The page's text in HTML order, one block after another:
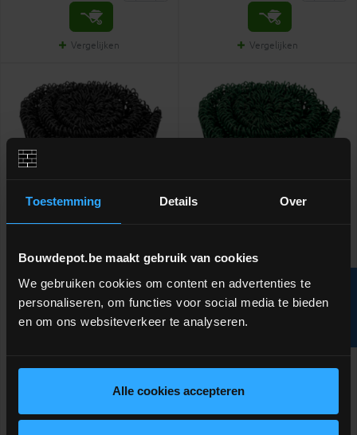
Toestemming Details Over
Bouwdepot.be maakt gebruik van cookies
We gebruiken cookies om content en advertenties te
personaliseren, om functies voor social media te bieden
en om ons websiteverkeer te analyseren.
Alle cookies accepteren
Vergelijken Vergelijken
100 stuks) zwart
Voor het vastbinden van
harmonicadraad aan een buis
RAL9005
- +
2500 stuks) groen
Voor het vastbinden van
harmonicadraad aan een buis
RAL6005
€ 147,50